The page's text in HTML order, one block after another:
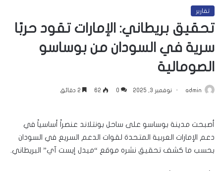
تقارير
تحقيق بريطاني: الإمارات تقود حربًا
سرية في السودان من بوساسو
الصومالية
admin نوفمبر 3, 2025 0
62
أصبحت مدينة بوساسو على ساحل بونتلاند عنصراً أساسياً في
دعم الإمارات العربية المتحدة لقوات الدعم السريع في السودان
بحسب ما كشف تحقيق نشره موقع “ميدل إيست آي” البريطاني.